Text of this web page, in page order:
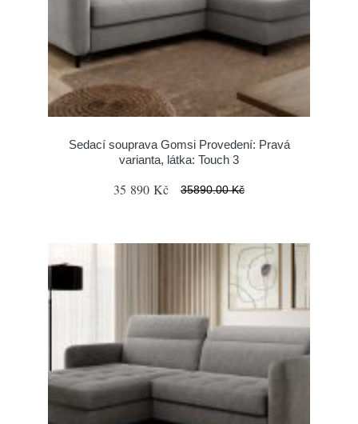
Sedací souprava Gomsi Provedení: Pravá
varianta, látka: Touch 3
35 890 Kč 35890.00 Kč